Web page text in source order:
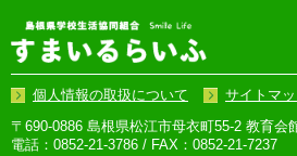
個人情報の取扱について
サイトマ
〒690-0886 島根県松江市母衣町55-2 教育会
電話：0852-21-3786 / FAX：0852-21-7237